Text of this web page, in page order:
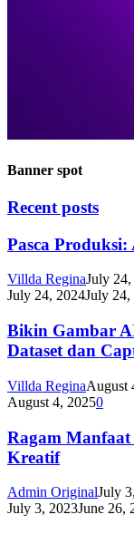
Banner spot
Recent posts
Pasca
Villda ReginaJuly
July 24, 2024July 24,
Bikin Gambar
Dataset dan
Villda ReginaAugust
August 4, 20250
Ragam
Kreatif
Admin OriginalJuly
July 3, 2023June 26,